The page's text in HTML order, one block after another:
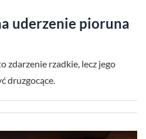
uderzenie pioruna
zdarzenie rzadkie, lecz jego
druzgocące.